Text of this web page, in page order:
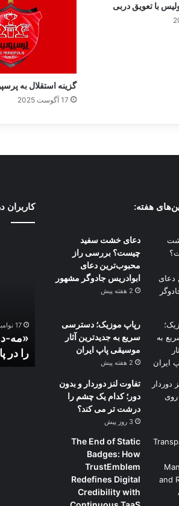
با تعویق دربی
گزینه استقلال به
17 آگوست 2025
هفته:
دعای خشت سفید
چیست؟ بررسی راز
محبوب‌ترین دعای
ابوادریس جادوگر مشهور
2 هفته پیش
رپاپ موزیک؛ دسترسی
سریع به جدیدترین آثار
موسیقی پاپ ایران
2 هفته پیش
تفاوت لنز دوردار و بدون
دور؛ کدام یک چشم را
درشت تر می کند؟
3 روز پیش
The End of Static
Badges: How
TrustEmblem
Redefines Digital
Credibility with
کاربران
در
پاکستان
روانه
بیمارستان‌
17 نوامبر 2024
را در